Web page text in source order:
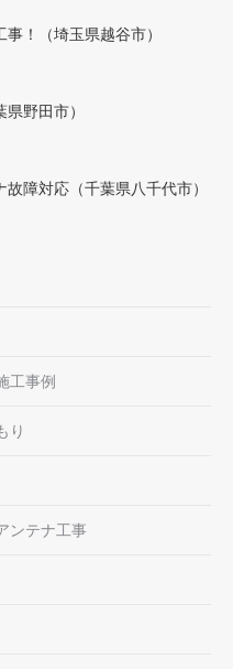
！（埼玉県越谷市）
野田市）
障対応（千葉県八千代市）
工事例
り
ンテナ工事